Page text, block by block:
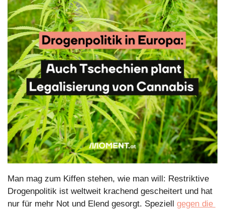
Man mag zum Kiffen stehen, wie man will: Restriktive
Drogenpolitik ist weltweit krachend gescheitert und hat
nur für mehr Not und Elend gesorgt. Speziell gegen die